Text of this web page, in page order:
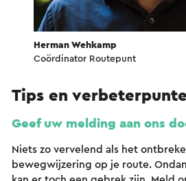
Herman Wehkamp
Coördinator Routepunt
Tips en
Geef uw melding aan ons
Niets zo vervelend als het
bewegwijzering op je route.